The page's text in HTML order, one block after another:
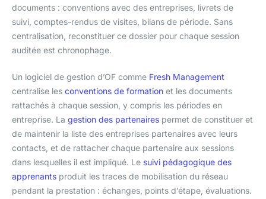
documents : conventions avec des entreprises, livrets de
suivi, comptes-rendus de visites, bilans de période. Sans
centralisation, reconstituer ce dossier pour chaque session
auditée est chronophage.
Un logiciel de gestion d’OF comme Fresh Management
centralise les conventions de formation et les documents
rattachés à chaque session, y compris les périodes en
entreprise. La gestion des partenaires permet de constituer et
de maintenir la liste des entreprises partenaires avec leurs
contacts, et de rattacher chaque partenaire aux sessions
dans lesquelles il est impliqué. Le suivi pédagogique des
apprenants produit les traces de mobilisation du réseau
pendant la prestation : échanges, points d’étape, évaluations.